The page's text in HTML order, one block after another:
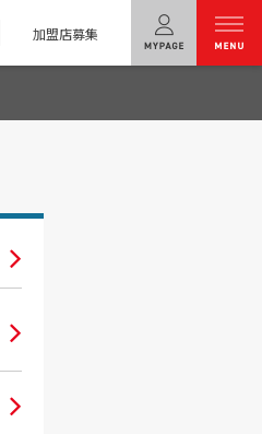
加盟店募集